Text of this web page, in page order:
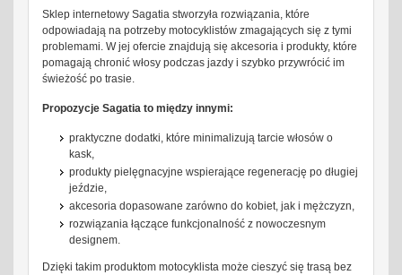
Sklep internetowy Sagatia stworzyła rozwiązania, które
odpowiadają na potrzeby motocyklistów zmagających się z tymi
problemami. W jej ofercie znajdują się akcesoria i produkty, które
pomagają chronić włosy podczas jazdy i szybko przywrócić im
świeżość po trasie.
Propozycje Sagatia to między innymi:
praktyczne dodatki, które minimalizują tarcie włosów o
kask,
produkty pielęgnacyjne wspierające regenerację po długiej
jeździe,
akcesoria dopasowane zarówno do kobiet, jak i mężczyzn,
rozwiązania łączące funkcjonalność z nowoczesnym
designem.
Dzięki takim produktom motocyklista może cieszyć się trasą bez